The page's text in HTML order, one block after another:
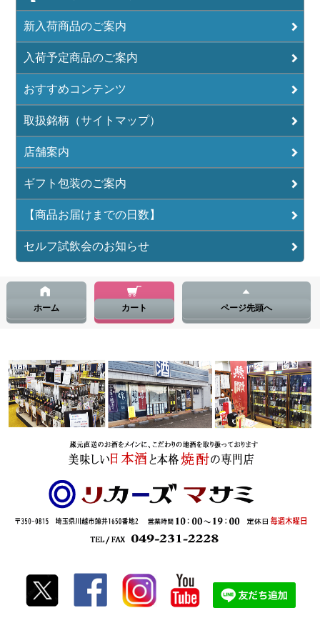
新入荷商品のご案内
入荷予定商品のご案内
おすすめコンテンツ
取扱銘柄（サイトマップ）
店舗案内
ギフト包装のご案内
【商品お届けまでの日数】
セルフ試飲会のお知らせ
ホーム カート ページ先頭へ